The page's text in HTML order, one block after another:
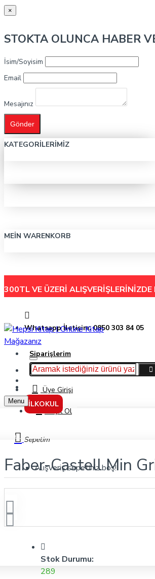
×
STOKTA OLUNCA HABER
İsim/Soyisim
Email
Mesajınız
Gönder
KATEGORILERIMIZ
MEIN WARENKORB
300TL VE ÜZERİ ALIŞVERİŞLERİNİZDE
Whatsapp İletişim: 0850 303 84 05
Siparişlerim
Hakkımızda
İletişimÜye Girişi
Kayıt Ol
Sepetim
Alışveriş sepetiniz boş!
İLKOKUL
Menu
Faber-Castell Min Grip 0.5 120'Li Açık Mavi Tüp
Faber-Castell Min
Stok Durumu:
289